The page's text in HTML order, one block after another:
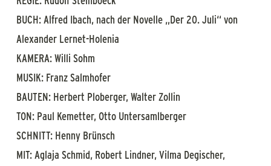
BUCH: Alfred Ibach, nach der Novelle „Der 20. Juli“ von
Alexander Lernet-Holenia
KAMERA: Willi Sohm
MUSIK: Franz Salmhofer
BAUTEN: Herbert Ploberger, Walter Zollin
TON: Paul Kemetter, Otto Untersamlberger
SCHNITT: Henny Brünsch
MIT: Aglaja Schmid, Robert Lindner, Vilma Degischer,